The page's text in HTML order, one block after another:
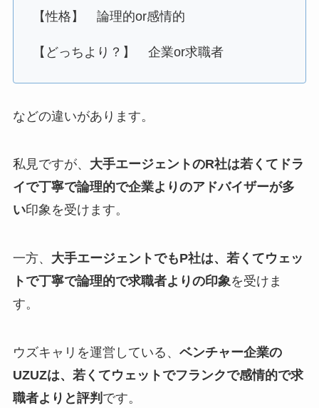
【性格】 論理的or感情的
【どっちより？】 企業or求職者
などの違いがあります。
私見ですが、 大手エージェントのR社は若くてドラ
イで丁寧で論理的で企業よりのアドバイザーが多
い印象を受けます。
一方、 大手エージェントでもP社は、若くてウェッ
トで丁寧で論理的で求職者よりの印象を受けま
す。
ウズキャリを運営している、 ベンチャー企業の
UZUZは、若くてウェットでフランクで感情的で求
職者よりと評判 です。